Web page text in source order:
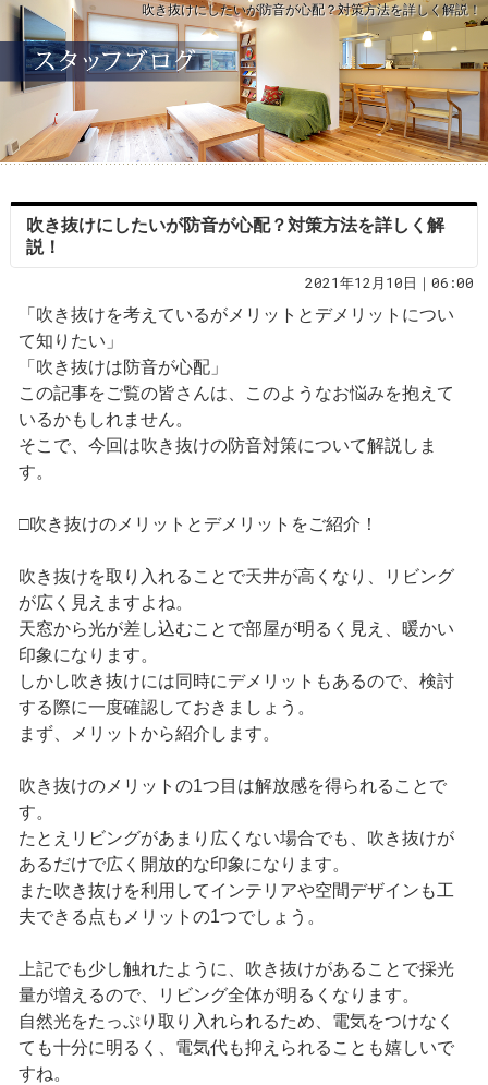
吹き抜けにしたいが防音が心配？対策方法を詳しく解説！
吹き抜けにしたいが防音が心配？対策方法を詳しく解
説！
2021年12月10日｜06:00
「吹き抜けを考えているがメリットとデメリットについ
て知りたい」
「吹き抜けは防音が心配」
この記事をご覧の皆さんは、このようなお悩みを抱えて
いるかもしれません。
そこで、今回は吹き抜けの防音対策について解説しま
す。
□吹き抜けのメリットとデメリットをご紹介！
吹き抜けを取り入れることで天井が高くなり、リビング
が広く見えますよね。
天窓から光が差し込むことで部屋が明るく見え、暖かい
印象になります。
しかし吹き抜けには同時にデメリットもあるので、検討
する際に一度確認しておきましょう。
まず、メリットから紹介します。
吹き抜けのメリットの1つ目は解放感を得られることで
す。
たとえリビングがあまり広くない場合でも、吹き抜けが
あるだけで広く開放的な印象になります。
また吹き抜けを利用してインテリアや空間デザインも工
夫できる点もメリットの1つでしょう。
上記でも少し触れたように、吹き抜けがあることで採光
量が増えるので、リビング全体が明るくなります。
自然光をたっぷり取り入れられるため、電気をつけなく
ても十分に明るく、電気代も抑えられることも嬉しいで
すね。